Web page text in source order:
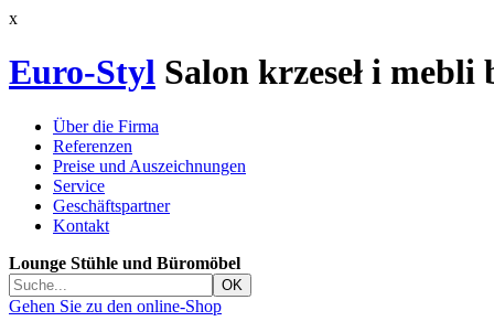
x
Euro-Styl Salon krzeseł i
Über die Firma
Referenzen
Preise und Auszeichnungen
Service
Geschäftspartner
Kontakt
Lounge Stühle und Büromöbel
Gehen Sie zu den online-Shop